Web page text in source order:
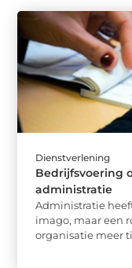
Dienstverlening
Bedrijfsvoering
administratie
Administratie
imago, maar een
organisatie meer